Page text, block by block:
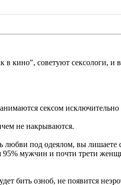
в кино", советуют сексологи,
сексом
не накрываются.
любви под одеялом, вы лишаете
95% мужчин и почти трети
бить озноб, не появится